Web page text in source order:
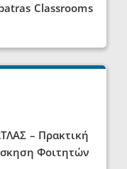
Classrooms
– Πρακτική
Φοιτητών